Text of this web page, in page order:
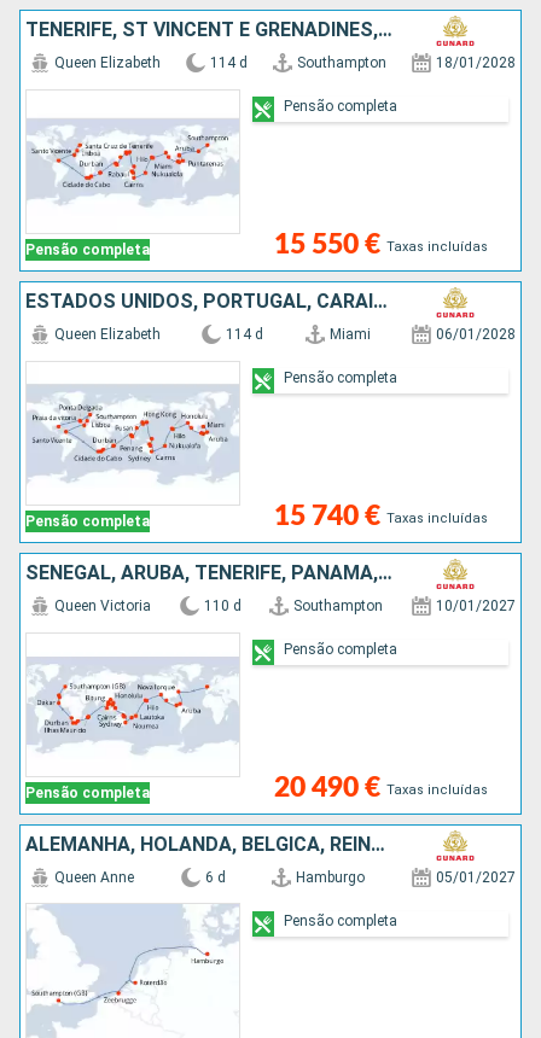
TENERIFE, ST VINCENT E GRENADINES, PORTUGAL, AFRICA DO SUL, MAURICE, MALÁSIA, SINGAPURA, CHINA, JAPÃO, PAPUASIA-NOVA GUINÃ, AUSTRALIA, TONGA, FRANÇA, ESTADOS UNIDOS, CARAIBAS - MEXICO, COSTA RICA, PAN
Pensão completa
Queen Elizabeth 114 d Southampton 18/01/2028
15 550 € Taxas incluídas
Pensão completa
ESTADOS UNIDOS, PORTUGAL, CARAIBAS - MEXICO, REINO UNIDO, COSTA RICA, ARUBA, TENERIFE, ST VINCENT E GRENADINES, AFRICA DO SUL, MAURICE, MALÁSIA, SINGAPURA, CHINA, JAPÃO, PAPUASIA-NOVA GUINÃ, AUSTRALIA
Pensão completa
Queen Elizabeth 114 d Miami 06/01/2028
15 740 € Taxas incluídas
Pensão completa
SENEGAL, ARUBA, TENERIFE, PANAMA, REINO UNIDO, SALVADOR, CARAIBAS - MEXICO, ESTADOS UNIDOS, FRANÇA, FIJI (ILHAS), NOVA CALEDÓNIA, AUSTRALIA, INDONÉSIA, FILIPINAS, CHINA, VIETNAM, SINGAPURA, MAURICE, A
Pensão completa
Queen Victoria 110 d Southampton 10/01/2027
20 490 € Taxas incluídas
Pensão completa
ALEMANHA, HOLANDA, BÉLGICA, REINO UNIDO
Queen Anne 6 d Hamburgo 05/01/2027
Pensão completa